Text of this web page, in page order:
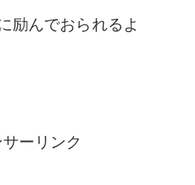
励んでおられるよ
ーリンク